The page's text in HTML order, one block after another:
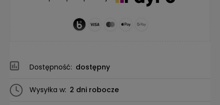
Dostępność: dostępny
Wysyłka w: 2 dni robocze